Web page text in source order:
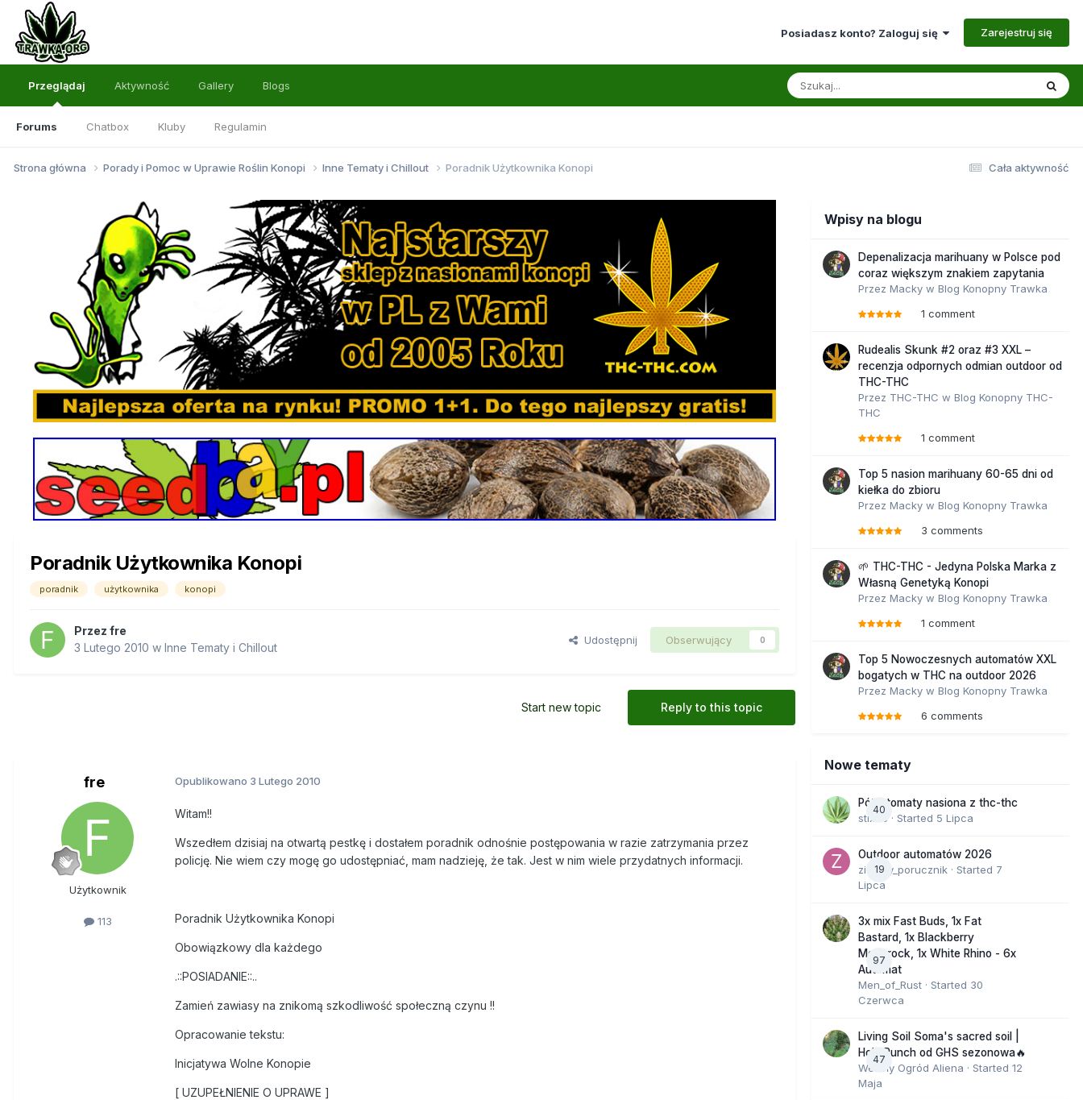
Posiadasz konto? Zaloguj się Zarejestruj się
Przeglądaj
Forums Chatbox Kluby Regulamin
Aktywność Gallery Blogs
Cała aktywność
Strona główna Porady i Pomoc w Uprawie Roślin Konopi Inne Tematy i Chillout Poradnik Użytkownika Konopi
Poradnik Użytkownika Konopi
poradnik użytkownika konopi
Przez fre
3 Lutego 2010 w Inne Tematy i Chillout
Udostępnij Obserwujący 0
Reply to this topic
Start new topic
fre
Użytkownik
113
Opublikowano 3 Lutego 2010
Witam!!
Wszedłem dzisiaj na otwartą pestkę i dostałem poradnik odnośnie postępowania w razie zatrzymania przez
policję. Nie wiem czy mogę go udostępniać, mam nadzieję, że tak. Jest w nim wiele przydatnych informacji.
Poradnik Użytkownika Konopi
Obowiązkowy dla każdego
.::POSIADANIE::..
Zamień zawiasy na znikomą szkodliwość społeczną czynu !!
Opracowanie tekstu:
Inicjatywa Wolne Konopie
[ UZUPEŁNIENIE O UPRAWE ]
Wpisy na blogu
Depenalizacja marihuany w Polsce pod
coraz większym znakiem zapytania
Przez Macky w Blog Konopny Trawka
1 comment
Rudealis Skunk #2 oraz #3 XXL –
recenzja odpornych odmian outdoor od
THC-THC
Przez THC-THC w Blog Konopny THC-
THC
1 comment
Top 5 nasion marihuany 60-65 dni od
kiełka do zbioru
Przez Macky w Blog Konopny Trawka
3 comments
🌱 THC-THC - Jedyna Polska Marka z
Własną Genetyką Konopi
Przez Macky w Blog Konopny Trawka
1 comment
Top 5 Nowoczesnych automatów XXL
bogatych w THC na outdoor 2026
Przez Macky w Blog Konopny Trawka
6 comments
Nowe tematy
40
Półautomaty nasiona z thc-thc
stix33 · Started 5 Lipca
19
Outdoor automatów 2026
zielony_porucznik · Started 7
Lipca
97
3x mix Fast Buds, 1x Fat
Bastard, 1x Blackberry
Moonrock, 1x White Rhino - 6x
Automat
Men_of_Rust · Started 30
Czerwca
47
Living Soil Soma's sacred soil |
Holy Punch od GHS sezonowa🔥
Wesoły Ogród Aliena · Started 12
Maja